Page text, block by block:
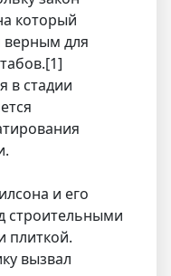
который
верным для
в стадии
и его
строительными
плиткой.
вызвал